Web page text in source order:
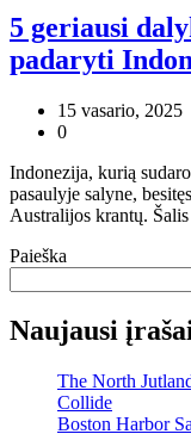
5 geriausi
padaryti
15 vasario, 2025
0
Indonezija, kurią
pasaulyje salyne,
Australijos krantų.
Paieška
Naujausi
The North
Collide
Boston Harbor